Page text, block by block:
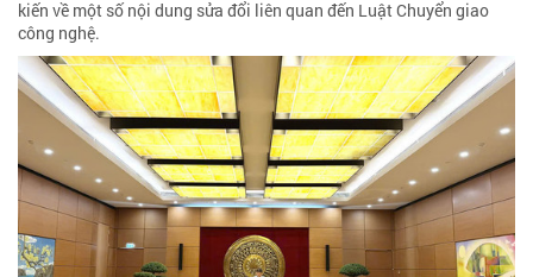
kiến về một số nội dung sửa đổi liên quan đến Luật Chuyển giao
công nghệ.